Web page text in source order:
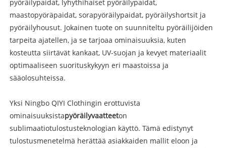
pyöräilypaidat, lyhythihaiset pyöräilypaidat,
maastopyöräpaidat, sorapyöräilypaidat, pyöräilyshortsit ja
pyöräilyhousut. Jokainen tuote on suunniteltu pyöräilijöiden
tarpeita ajatellen, ja se tarjoaa ominaisuuksia, kuten
kosteutta siirtävät kankaat, UV-suojan ja kevyet materiaalit
optimaaliseen suorituskykyyn eri maastoissa ja
sääolosuhteissa.
Yksi Ningbo QIYI Clothingin erottuvista
ominaisuuksistapyöräilyvaatteeton
sublimaatiotulostusteknologian käyttö. Tämä edistynyt
tulostusmenetelmä herättää asiakkaiden mallit eloon ja